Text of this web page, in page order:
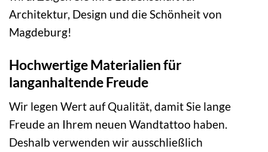
Architektur, Design und die Schönheit von
Magdeburg!
Hochwertige Materialien für
langanhaltende Freude
Wir legen Wert auf Qualität, damit Sie lange
Freude an Ihrem neuen Wandtattoo haben.
Deshalb verwenden wir ausschließlich